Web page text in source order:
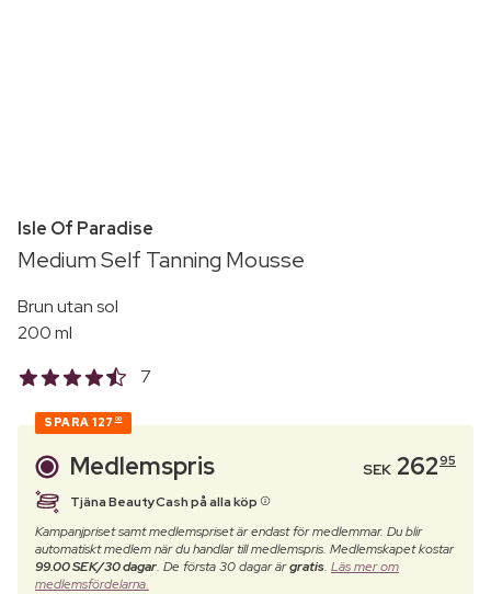
Isle Of Paradise
Medium Self Tanning Mousse
Brun utan sol
200 ml
7
SPARA 127 00
Medlemspris SEK 26295
Tjäna BeautyCash på alla köp
Kampanjpriset samt medlemspriset är endast för medlemmar. Du blir
automatiskt medlem när du handlar till medlemspris. Medlemskapet kostar
99.00 SEK/30 dagar. De första 30 dagar ärgratis. Läs mer om
medlemsfördelarna.